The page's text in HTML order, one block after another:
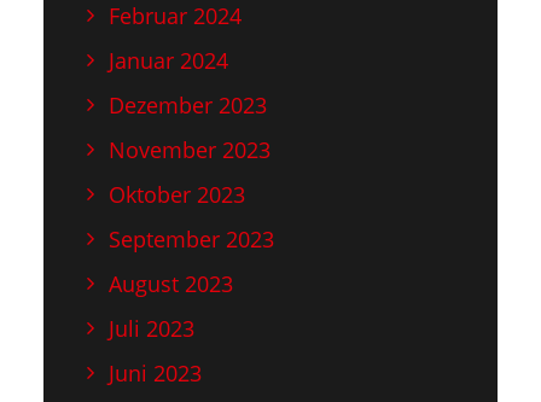
Februar 2024
Januar 2024
Dezember 2023
November 2023
Oktober 2023
September 2023
August 2023
Juli 2023
Juni 2023